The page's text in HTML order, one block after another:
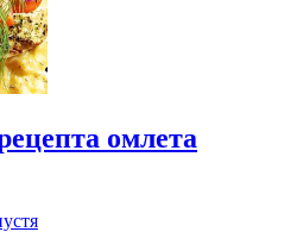
омлета